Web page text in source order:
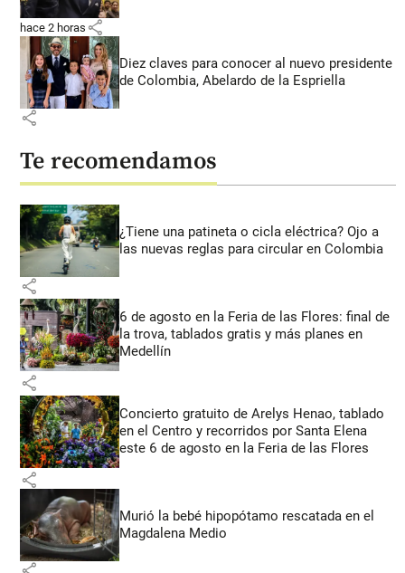
hace 2 horas share
Diez claves para conocer al nuevo presidente
de Colombia, Abelardo de la Espriella
share
Te recomendamos
¿Tiene una patineta o cicla eléctrica? Ojo a
las nuevas reglas para circular en Colombia
share
6 de agosto en la Feria de las Flores: final de
la trova, tablados gratis y más planes en
Medellín
share
Concierto gratuito de Arelys Henao, tablado
en el Centro y recorridos por Santa Elena
este 6 de agosto en la Feria de las Flores
share
Murió la bebé hipopótamo rescatada en el
Magdalena Medio